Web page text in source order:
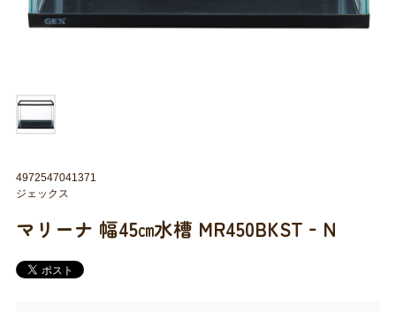
マリーナ 幅45㎝水槽 MR450BKST‐N
4972547041371
ジェックス